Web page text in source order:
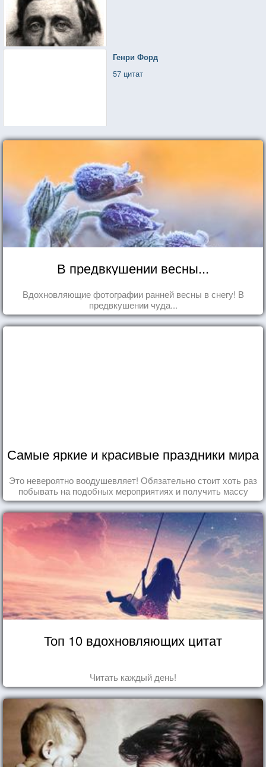
Генри Форд
57 цитат
В предвкушении весны...
Вдохновляющие фотографии ранней весны в снегу! В
предвкушении чуда...
Самые яркие и красивые праздники мира
Это невероятно воодушевляет! Обязательно стоит хоть раз
побывать на подобных мероприятиях и получить массу
впечатлений!
Топ 10 вдохновляющих цитат
Читать каждый день!